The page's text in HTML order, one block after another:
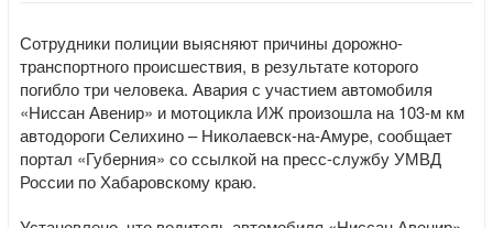
Сотрудники полиции выясняют причины дорожно-
транспортного происшествия, в результате которого
погибло три человека. Авария с участием автомобиля
«Ниссан Авенир» и мотоцикла ИЖ произошла на 103-м км
автодороги Селихино – Николаевск-на-Амуре, сообщает
портал «Губерния» со ссылкой на пресс-службу УМВД
России по Хабаровскому краю.